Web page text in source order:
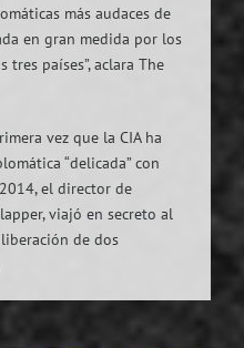
más audaces de
en gran medida por los
países”, aclara The
vez que la CIA ha
“delicada” con
el director de
viajó en secreto al
de dos